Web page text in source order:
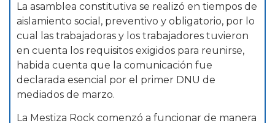
La asamblea constitutiva se realizó en tiempos de
aislamiento social, preventivo y obligatorio, por lo
cual las trabajadoras y los trabajadores tuvieron
en cuenta los requisitos exigidos para reunirse,
habida cuenta que la comunicación fue
declarada esencial por el primer DNU de
mediados de marzo.
La Mestiza Rock comenzó a funcionar de manera